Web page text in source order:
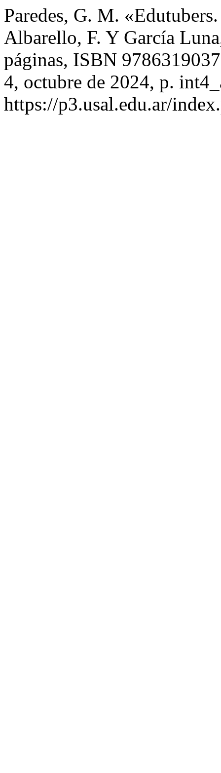
Paredes, G. M.
Albarello, F. Y García
páginas, ISBN
4, octubre de 2024, p.
https://p3.usal.edu.ar/